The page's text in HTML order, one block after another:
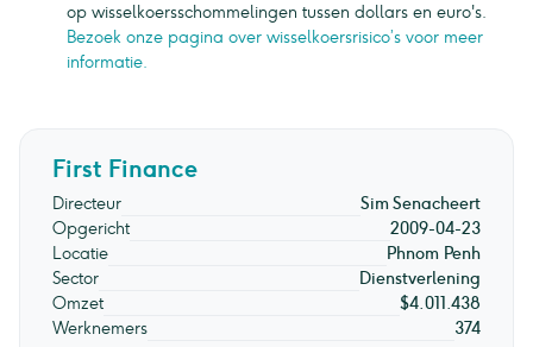
op wisselkoersschommelingen tussen dollars en euro's.
Bezoek onze pagina over wisselkoersrisico’s voor meer
informatie.
First Finance
Directeur
Sim Senacheert
Opgericht
2009-04-23
Locatie
Phnom Penh
Sector
Dienstverlening
Omzet
$4.011.438
Werknemers
374